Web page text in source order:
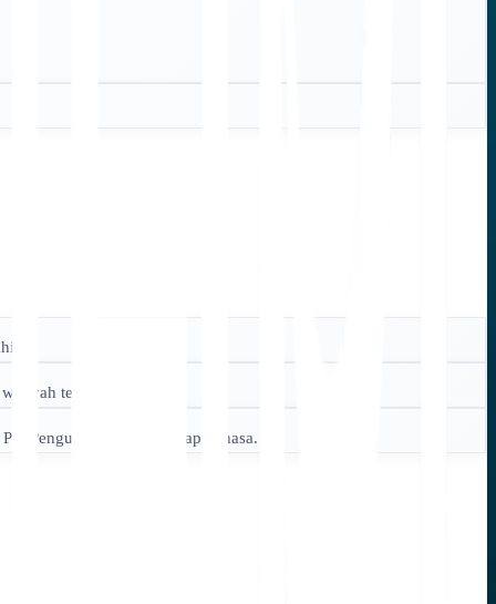
tertentu tersebut.
Pengunjung untuk setiap bahasa.